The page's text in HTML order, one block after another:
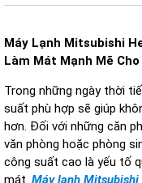
Máy Lạnh Mitsubishi
Làm Mát Mạnh Mẽ Cho
Trong những ngày thời
suất phù hợp sẽ giúp
hơn. Đối với những căn ph
văn phòng hoặc phòng
công suất cao là yếu tố
mát. Máy lạnh Mitsubishi